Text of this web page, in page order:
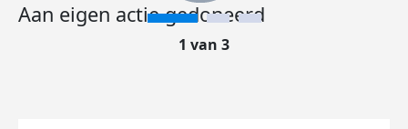
Aan eigen actie gedoneerd
1 van 3